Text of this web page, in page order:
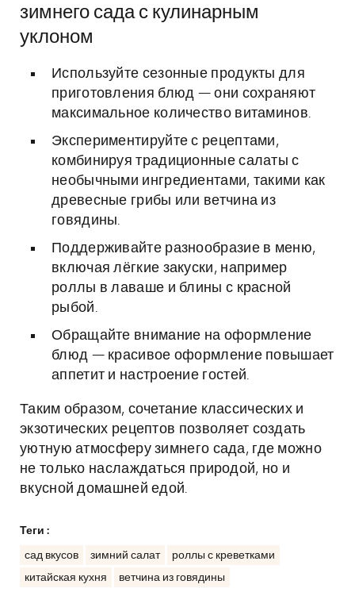
зимнего сада с кулинарным
уклоном
Используйте сезонные продукты для
приготовления блюд — они сохраняют
максимальное количество витаминов.
Экспериментируйте с рецептами,
комбинируя традиционные салаты с
необычными ингредиентами, такими как
древесные грибы или ветчина из
говядины.
Поддерживайте разнообразие в меню,
включая лёгкие закуски, например
роллы в лаваше и блины с красной
рыбой.
Обращайте внимание на оформление
блюд — красивое оформление повышает
аппетит и настроение гостей.
Таким образом, сочетание классических и
экзотических рецептов позволяет создать
уютную атмосферу зимнего сада, где можно
не только наслаждаться природой, но и
вкусной домашней едой.
Теги :
сад вкусов зимний салат
роллы с креветками
китайская кухня
ветчина из говядины